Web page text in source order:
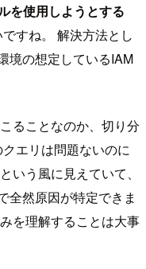
を使用しようとする
すね。 解決方法とし
境の想定しているIAM
ることなのか、切り分
エリは問題ないのに
いう風に見えていて、
全然原因が特定できま
を理解することは大事